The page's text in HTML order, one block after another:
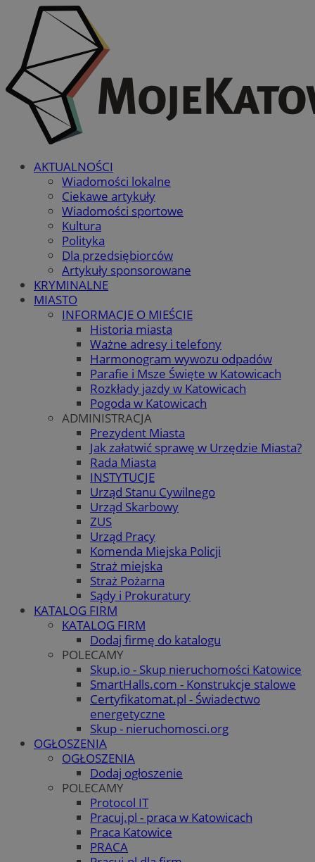
AKTUALNOŚCI
Wiadomości lokalne
Ciekawe artykuły
Wiadomości sportowe
Kultura
Polityka
Dla przedsiębiorców
Artykuły sponsorowane
KRYMINALNE
MIASTO
INFORMACJE O MIEŚCIE
Historia miasta
Ważne adresy i telefony
Harmonogram wywozu odpadów
Parafie i Msze Święte w Katowicach
Rozkłady jazdy w Katowicach
Pogoda w Katowicach
ADMINISTRACJA
Prezydent Miasta
Jak załatwić sprawę w Urzędzie Miasta?
Rada Miasta
INSTYTUCJE
Urząd Stanu Cywilnego
Urząd Skarbowy
ZUS
Urząd Pracy
Komenda Miejska Policji
Straż miejska
Straż Pożarna
Sądy i Prokuratury
KATALOG FIRM
KATALOG FIRM
Dodaj firmę do katalogu
POLECAMY
Skup.io - Skup nieruchomości Katowice
SmartHalls.com - Konstrukcje stalowe
Certyfikatomat.pl - Świadectwo
energetyczne
Skup - nieruchomosci.org
OGŁOSZENIA
OGŁOSZENIA
Dodaj ogłoszenie
POLECAMY
Protocol IT
Pracuj.pl - praca w Katowicach
Praca Katowice
PRACA